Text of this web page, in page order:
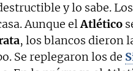
y lo sabe.
Aunque elAtlético
, los blancos dieron
Se replegaron los de